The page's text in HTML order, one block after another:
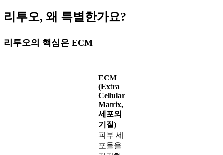
리투오, 왜 특별한가요?
리투오의 핵심은 ECM
ECM
(Extra
Cellular
Matrix,
세포외
기질)
피부 세
포들을